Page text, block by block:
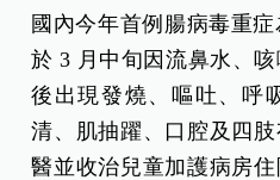
國內今年首例腸病毒重
於 3 月中旬因流鼻水、
後出現發燒、嘔吐、呼
清、肌抽躍、口腔及四
醫並收治兒童加護病房